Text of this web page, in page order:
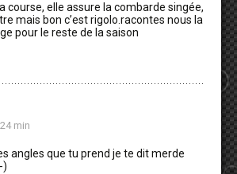
course, elle assure la combarde singée,
mais bon c’est rigolo.racontes nous la
pour le reste de la saison
min
angles que tu prend je te dit merde
)